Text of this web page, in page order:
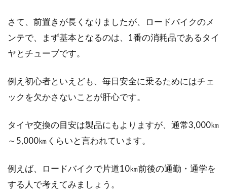
外出先で自転車の鍵を失くしてしまい、帰れな
なからずいら...
自転車発電を自分でチャレンジして
ギー、使えないかな？」って思ったことはあり
さて、前置きが長くなりましたが、ロードバイクのメ
ンテで、まず基本となるのは、1番の消耗品であるタイ
ヤとチューブです。
例え初心者といえども、毎日安全に乗るためにはチェ
ックを欠かさないことが肝心です。
タイヤ交換の目安は製品にもよりますが、通常3,000㎞
～5,000㎞くらいと言われています。
例えば、ロードバイクで片道10㎞前後の通勤・通学を
する人で考えてみましょう。